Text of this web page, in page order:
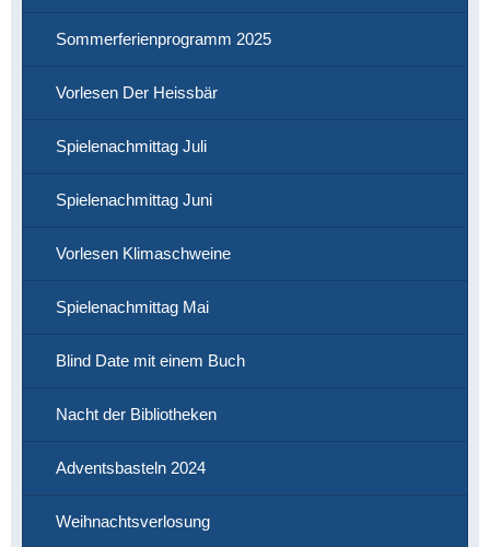
Sommerferienprogramm 2025
Vorlesen Der Heissbär
Spielenachmittag Juli
Spielenachmittag Juni
Vorlesen Klimaschweine
Spielenachmittag Mai
Blind Date mit einem Buch
Nacht der Bibliotheken
Adventsbasteln 2024
Weihnachtsverlosung